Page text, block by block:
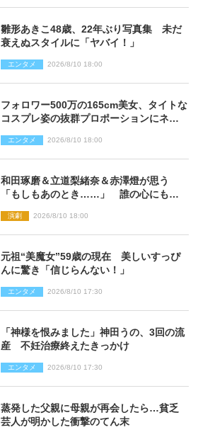
雛形あきこ48歳、22年ぶり写真集 未だ
衰えぬスタイルに「ヤバイ！」
エンタメ 2026/8/10 18:00
フォロワー500万の165cm美女、タイトな
コスプレ姿の抜群プロポーションにネッ
エンタメ 2026/8/10 18:00
和田琢磨＆立道梨緒奈＆赤澤燈が思う
「もしもあのとき……」 誰の心にもあ
思い
演劇 2026/8/10 18:00
元祖“美魔女”59歳の現在 美しいすっぴ
んに驚き「信じらんない！」
エンタメ 2026/8/10 17:30
「神様を恨みました」神田うの、3回の流
産 不妊治療終えたきっかけ
エンタメ 2026/8/10 17:30
蒸発した父親に母親が再会したら…貧乏
芸人が明かした衝撃のてん末